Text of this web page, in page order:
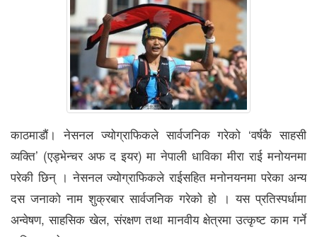
काठमाडौं। नेसनल ज्योग्राफिकले सार्वजनिक गरेको ‘वर्षकै साहसी
व्यक्ति’ (एड्भेन्चर अफ द इयर) मा नेपाली धाविका मीरा राई मनोयनमा
परेकी छिन् । नेसनल ज्योग्राफिकले राईसहित मनोनयनमा परेका अन्य
दस जनाको नाम शुक्रबार सार्वजनिक गरेको हो । यस प्रतिस्पर्धामा
अन्वेषण, साहसिक खेल, संरक्षण तथा मानवीय क्षेत्रमा उत्कृष्ट काम गर्ने